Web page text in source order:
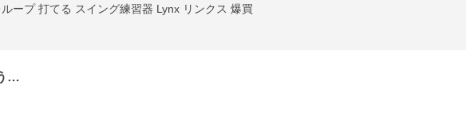
ープ 打てる スイング練習器 Lynx リンクス 爆買
…